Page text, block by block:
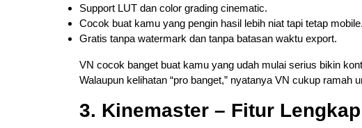
Support LUT dan color grading cinematic.
Cocok buat kamu yang pengin hasil lebih niat tapi tetap mobile.
Gratis tanpa watermark dan tanpa batasan waktu export.
VN cocok banget buat kamu yang udah mulai serius bikin
Walaupun kelihatan “pro banget,” nyatanya VN cukup ramah
3. Kinemaster – Fitur